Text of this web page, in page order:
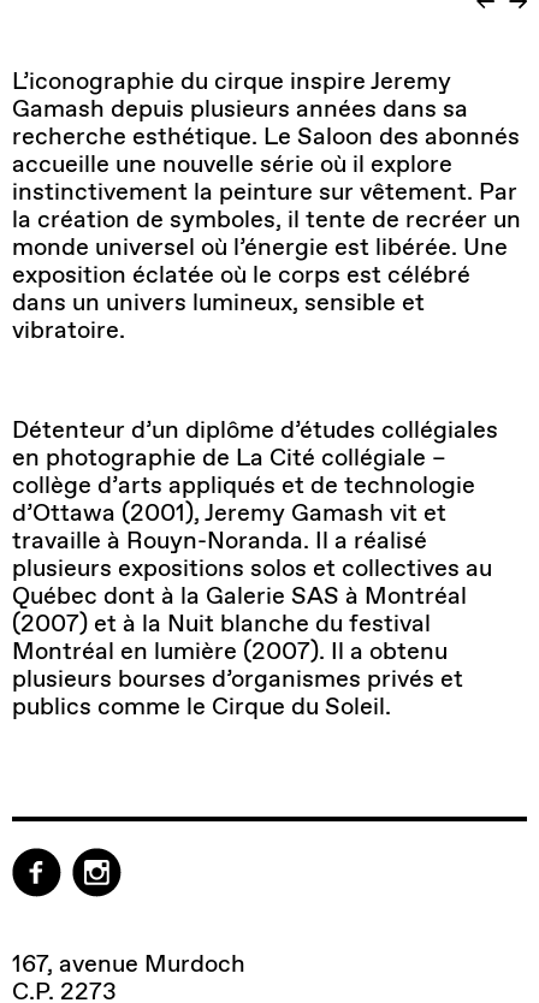
L’iconographie du cirque inspire Jeremy
Gamash depuis plusieurs années dans sa
recherche esthétique. Le Saloon des abonnés
accueille une nouvelle série où il explore
instinctivement la peinture sur vêtement. Par
la création de symboles, il tente de recréer un
monde universel où l’énergie est libérée. Une
exposition éclatée où le corps est célébré
dans un univers lumineux, sensible et
vibratoire.
Détenteur d’un diplôme d’études collégiales
en photographie de La Cité collégiale –
collège d’arts appliqués et de technologie
d’Ottawa (2001), Jeremy Gamash vit et
travaille à Rouyn-Noranda. Il a réalisé
plusieurs expositions solos et collectives au
Québec dont à la Galerie SAS à Montréal
(2007) et à la Nuit blanche du festival
Montréal en lumière (2007). Il a obtenu
plusieurs bourses d’organismes privés et
publics comme le Cirque du Soleil.
167, avenue Murdoch
C.P. 2273